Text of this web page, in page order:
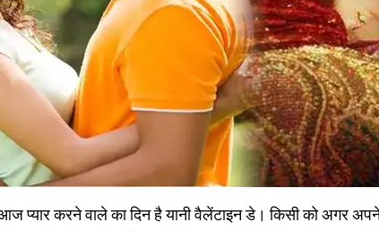
प्यार करने वाले का दिन है यानी वैलेंटाइन डे। किसी को अगर अपने